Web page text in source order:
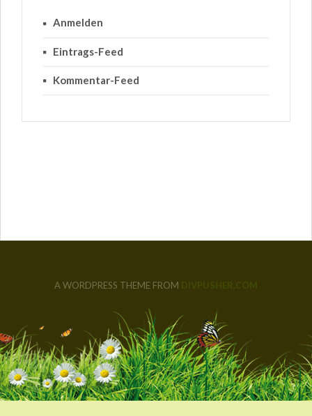
Anmelden
Eintrags-Feed
Kommentar-Feed
A WORDPRESS THEME FROM DIVPUSHER.COM